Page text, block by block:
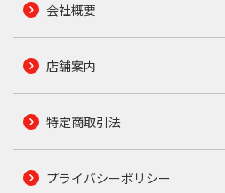
会社概要
店舗案内
特定商取引法
プライバシーポリシー